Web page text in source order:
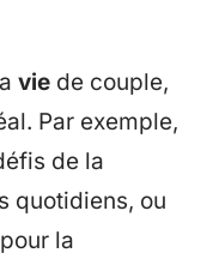
vie de couple,
Par exemple,
de la
quotidiens, ou
la